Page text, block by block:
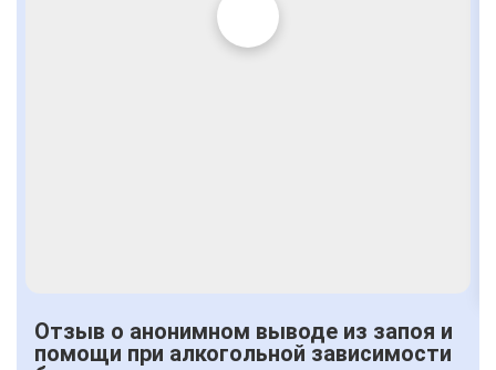
Отзыв о анонимном выводе из запоя и
помощи при алкогольной зависимости